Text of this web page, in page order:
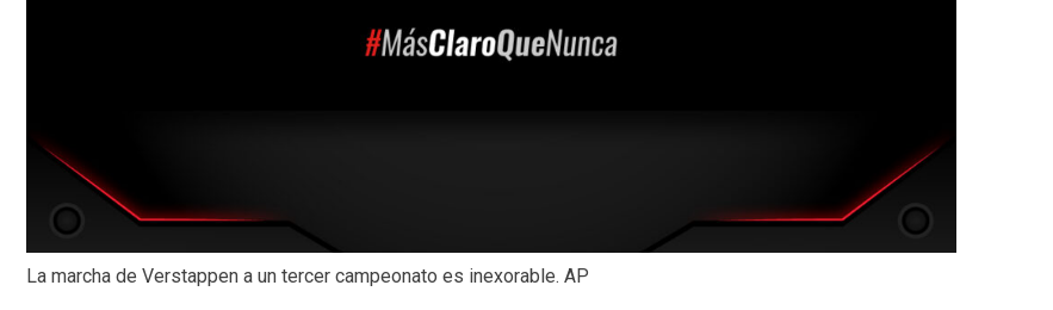
La marcha de Verstappen a un tercer campeonato es inexorable. AP